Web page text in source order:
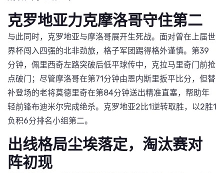
克罗地亚力克摩洛哥守住第二
与此同时，克罗地亚与摩洛哥展开生死战。面对曾在上届世
界杯闯入四强的北非劲旅，格子军团踢得格外谨慎。第39
分钟，佩里西奇左路突破后低平球传中，克拉马里奇门前抢
点破门；尽管摩洛哥在第71分钟由恩内斯里扳平比分，但替
补登场的老将莫德里奇在第84分钟送出精准直塞，帮助年
轻前锋布迪米尔完成绝杀。克罗地亚2比1逆转取胜，以2胜1
负积6分排名小组第二。
出线格局尘埃落定，淘汰赛对
阵初现